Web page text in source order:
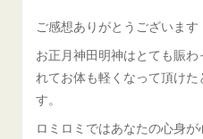
ご感想ありがとうございます
お正月神田明神はとても賑
れてお体も軽くなって頂け
す。
ロミロミではあなたの心身が